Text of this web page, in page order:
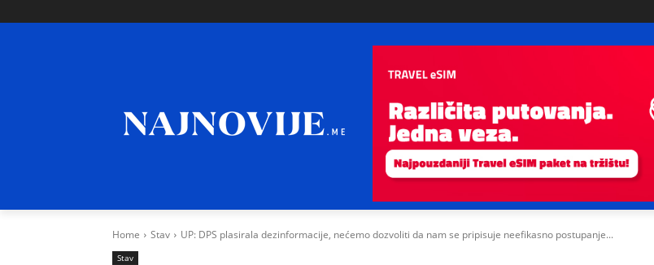
Home Stav UP: DPS plasirala dezinformacije, nećemo dozvoliti da nam se pripisuje neefikasno postupanje...
Stav